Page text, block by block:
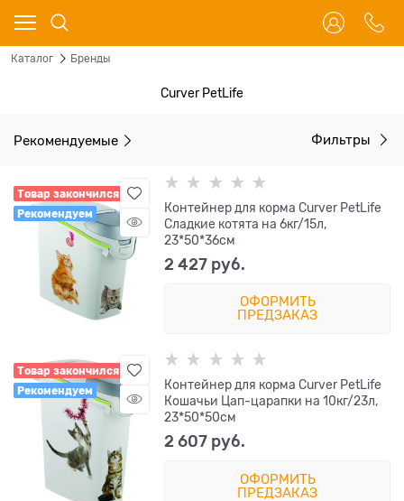
Каталог Бренды
Curver PetLife
Рекомендуемые Фильтры
Товар закончился
Рекомендуем
Контейнер для корма Curver PetLife
Сладкие котята на 6кг/15л,
23*50*36см
2 427 руб.
ОФОРМИТЬ
ПРЕДЗАКАЗ
Товар закончился
Рекомендуем
Контейнер для корма Curver PetLife
Кошачьи Цап-царапки на 10кг/23л,
23*50*50см
2 607 руб.
ОФОРМИТЬ
ПРЕДЗАКАЗ